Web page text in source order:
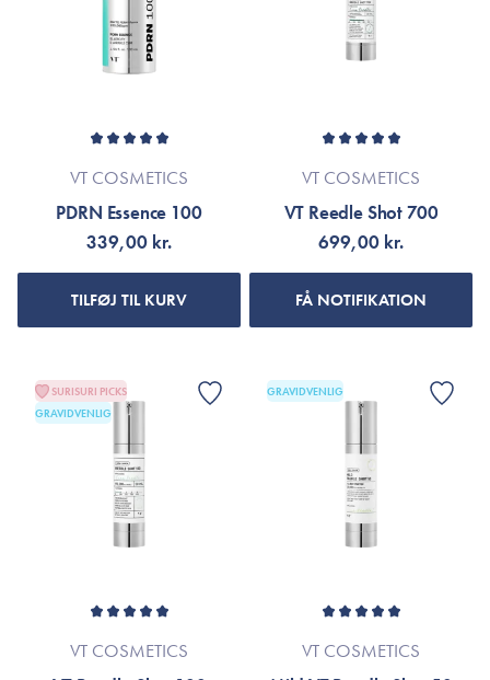
VT COSMETICS
PDRN Essence 100
339,00 kr.
TILFØJ TIL KURV
VT COSMETICS
VT Reedle Shot 700
699,00 kr.
FÅ NOTIFIKATION
SURISURI PICKS
GRAVIDVENLIG
VT COSMETICS
GRAVIDVENLIG
VT COSMETICS